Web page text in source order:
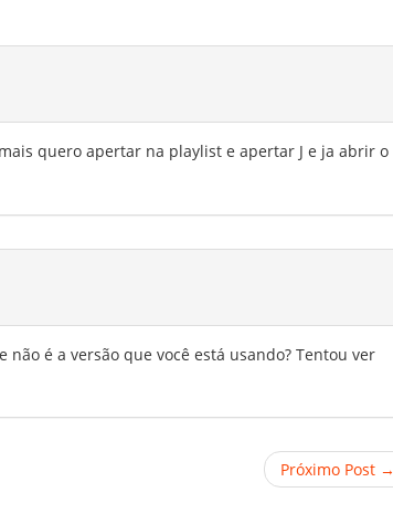
quero apertar na playlist e apertar J e ja abrir o
é a versão que você está usando? Tentou ver
Próximo Post →